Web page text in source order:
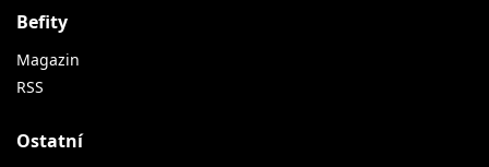
Befity
Magazin
RSS
Ostatní